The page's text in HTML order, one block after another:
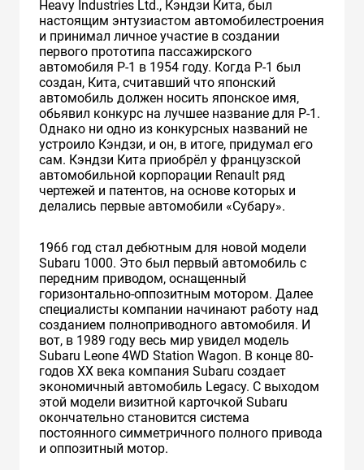
Heavy Industries Ltd., Кэндзи Кита, был
настоящим энтузиастом автомобилестроения
и принимал личное участие в создании
первого прототипа пассажирского
автомобиля Р-1 в 1954 году. Когда P-1 был
создан, Кита, считавший что японский
автомобиль должен носить японское имя,
обьявил конкурс на лучшее название для P-1.
Однако ни одно из конкурсных названий не
устроило Кэндзи, и он, в итоге, придумал его
сам. Кэндзи Кита приобрёл у французской
автомобильной корпорации Renault ряд
чертежей и патентов, на основе которых и
делались первые автомобили «Субару».
1966 год стал дебютным для новой модели
Subaru 1000. Это был первый автомобиль с
передним приводом, оснащенный
горизонтально-оппозитным мотором. Далее
специалисты компании начинают работу над
созданием полноприводного автомобиля. И
вот, в 1989 году весь мир увидел модель
Subaru Leone 4WD Station Wagon. В конце 80-
годов XX века компания Subaru создает
экономичный автомобиль Legacy. С выходом
этой модели визитной карточкой Subaru
окончательно становится система
постоянного симметричного полного привода
и оппозитный мотор.